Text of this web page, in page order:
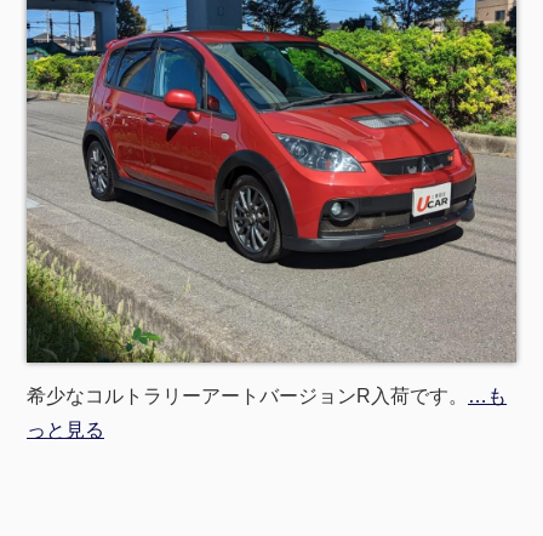
希少なコルトラリーアートバージョンR入荷です。
…も
っと見る